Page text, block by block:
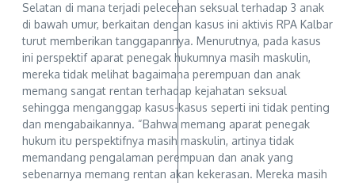
Selatan di mana terjadi pelecehan seksual terhadap 3 anak
di bawah umur, berkaitan dengan kasus ini aktivis RPA Kalbar
turut memberikan tanggapannya. Menurutnya, pada kasus
ini perspektif aparat penegak hukumnya masih maskulin,
mereka tidak melihat bagaimana perempuan dan anak
memang sangat rentan terhadap kejahatan seksual
sehingga menganggap kasus-kasus seperti ini tidak penting
dan mengabaikannya. “Bahwa memang aparat penegak
hukum itu perspektifnya masih maskulin, artinya tidak
memandang pengalaman perempuan dan anak yang
sebenarnya memang rentan akan kekerasan. Mereka masih